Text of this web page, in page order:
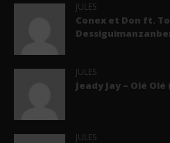
JULES
Conex et Don ft.
JULES
Jeady Jay – Olé
JULES